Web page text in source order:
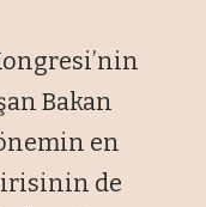
Bakan
en
de